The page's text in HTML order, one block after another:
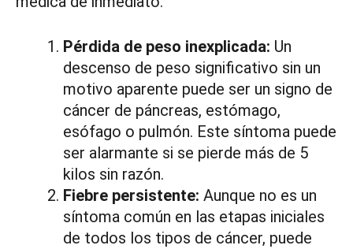
Pérdida de peso inexplicada: Un
descenso de peso significativo sin un
motivo aparente puede ser un signo de
cáncer de páncreas, estómago,
esófago o pulmón. Este síntoma puede
ser alarmante si se pierde más de 5
kilos sin razón.
Fiebre persistente: Aunque no es un
síntoma común en las etapas iniciales
de todos los tipos de cáncer, puede